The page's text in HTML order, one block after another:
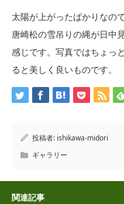
太陽が上がったばかりなの
唐崎松の雪吊りの縄が日中
感じです。写真ではちょっ
ると美しく良いものです。
投稿者: ishikawa-midori
ギャラリー
関連記事